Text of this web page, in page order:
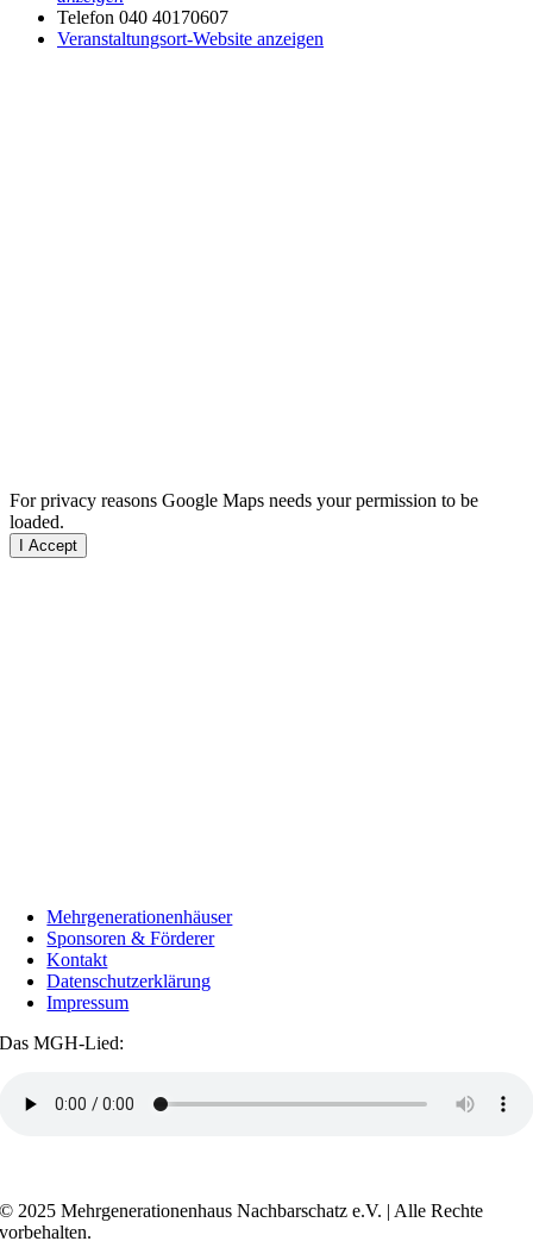
Telefon 040 40170607
Veranstaltungsort-Website anzeigen
For privacy reasons Google Maps needs your permission to be
loaded.
I Accept
Mehrgenerationenhäuser
Sponsoren & Förderer
Kontakt
Datenschutzerklärung
Impressum
Das MGH-Lied:
© 2025 Mehrgenerationenhaus Nachbarschatz e.V. | Alle Rechte
vorbehalten.